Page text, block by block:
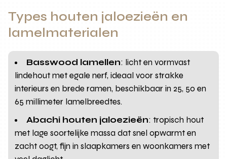
Types houten jaloezieën en
lamelmaterialen
Basswood lamellen: licht en vormvast
lindehout met egale nerf, ideaal voor strakke
interieurs en brede ramen, beschikbaar in 25, 50 en
65 millimeter lamelbreedtes.
Abachi houten jaloezieën: tropisch hout
met lage soortelijke massa dat snel opwarmt en
zacht oogt, fijn in slaapkamers en woonkamers met